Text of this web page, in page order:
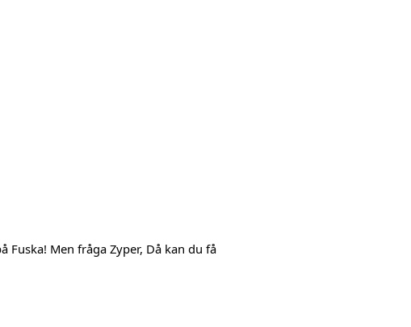
Fuska! Men fråga Zyper, Då kan du få